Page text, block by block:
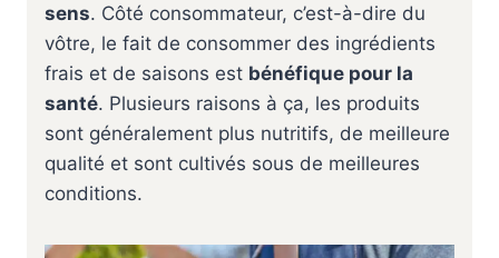
sens. Côté consommateur, c’est-à-dire du
vôtre, le fait de consommer des ingrédients
frais et de saisons est bénéfique pour la
santé. Plusieurs raisons à ça, les produits
sont généralement plus nutritifs, de meilleure
qualité et sont cultivés sous de meilleures
conditions.